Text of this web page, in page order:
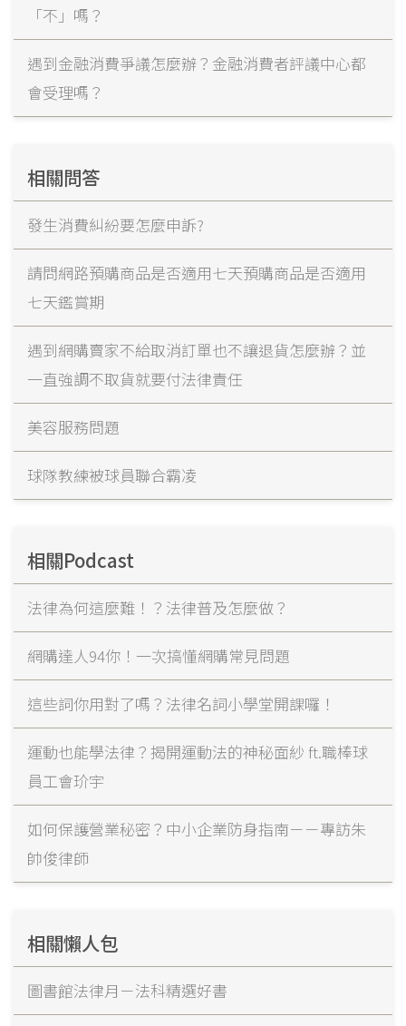
「不」嗎？
遇到金融消費爭議怎麼辦？金融消費者評議中心都
會受理嗎？
相關問答
發生消費糾紛要怎麼申訴?
請問網路預購商品是否適用七天預購商品是否適用
七天鑑賞期
遇到網購賣家不給取消訂單也不讓退貨怎麼辦？並
一直強調不取貨就要付法律責任
美容服務問題
球隊教練被球員聯合霸凌
相關Podcast
法律為何這麼難！？法律普及怎麼做？
網購達人94你！一次搞懂網購常見問題
這些詞你用對了嗎？法律名詞小學堂開課囉！
運動也能學法律？揭開運動法的神秘面紗 ft.職棒球
員工會玠宇
如何保護營業秘密？中小企業防身指南－－專訪朱
帥俊律師
相關懶人包
圖書館法律月－法科精選好書